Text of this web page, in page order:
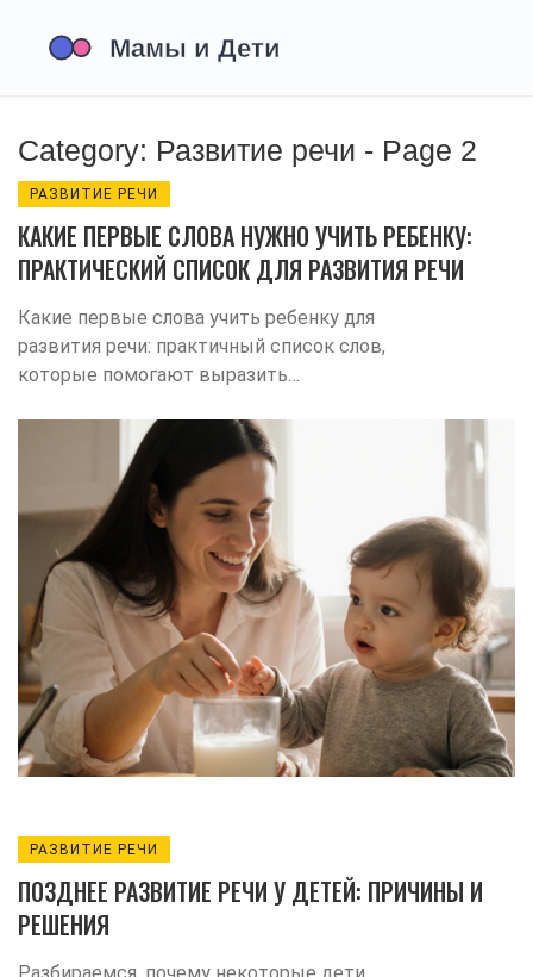
Category: Развитие речи - Page 2
РАЗВИТИЕ РЕЧИ
КАКИЕ ПЕРВЫЕ СЛОВА НУЖНО УЧИТЬ РЕБЕНКУ:
ПРАКТИЧЕСКИЙ СПИСОК ДЛЯ РАЗВИТИЯ РЕЧИ
Какие первые слова учить ребенку для
развития речи: практичный список слов,
которые помогают выразить
Советы по правильной подаче и когда
стоит обратиться к специалисту.
РАЗВИТИЕ РЕЧИ
ПОЗДНЕЕ РАЗВИТИЕ РЕЧИ У ДЕТЕЙ: ПРИЧИНЫ И
РЕШЕНИЯ